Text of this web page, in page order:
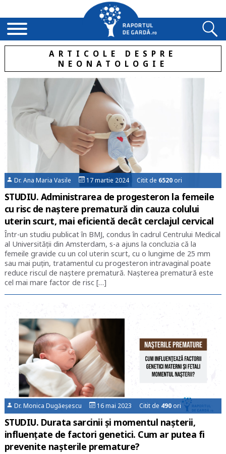
ARTICOLE DESPRE
NEONATOLOGIE
Dr. Ana Maria Vasile 17 martie 2024 Citit de 6520 ori
STUDIU. Administrarea de progesteron la femeile
cu risc de naștere prematură din cauza colului
uterin scurt, mai eficientă decât cerclajul cervical
Într-un studiu publicat în BMJ, condus în cadrul Centrului Medical
al Universității din Amsterdam, s-a ajuns la concluzia că la
femeile gravide cu un col uterin scurt, cu o lungime de 25 mm
sau mai puțin, tratamentul cu progesteron intravaginal poate
reduce riscul de naștere prematură. Nașterea prematură este
cel mai mare factor de risc […]
Dr. Monica Dugăeșescu 16 mai 2023 Citit de 490 ori
STUDIU. Durata sarcinii și momentul nașterii,
influențate de factori genetici. Cum ar putea fi
prevenite nașterile premature?